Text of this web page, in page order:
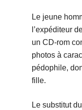
Le jeune
l’expéditeur
un CD-rom
photos à
pédophile,
fille.
Le substitut